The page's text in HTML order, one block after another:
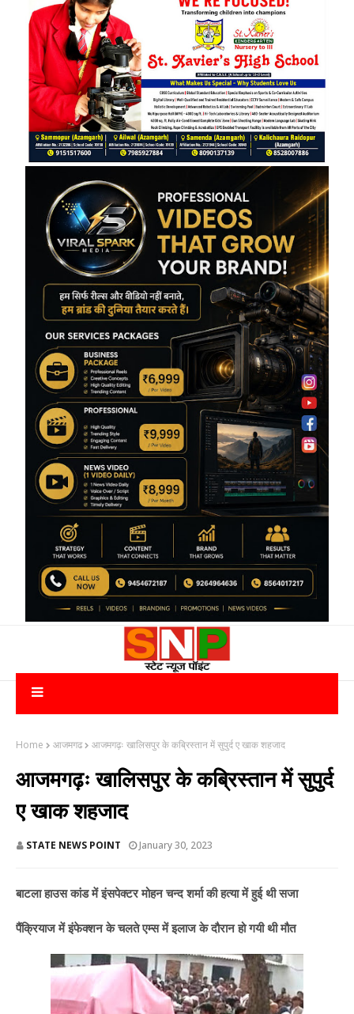
Home आजमगढ आजमगढ़ः खालिसपुर के कब्रिस्तान में सुपुर्द ए खाक शहजाद
आजमगढ़ः खालिसपुर के कब्रिस्तान में सुपुर्द
ए खाक शहजाद
STATE NEWS POINT January 30, 2023
बाटला हाउस कांड में इंसपेक्टर मोहन चन्द शर्मा की हत्या में हुई थी सजा
पैंक्रियाज में इंफेक्शन के चलते एम्स में इलाज के दौरान हो गयी थी मौत